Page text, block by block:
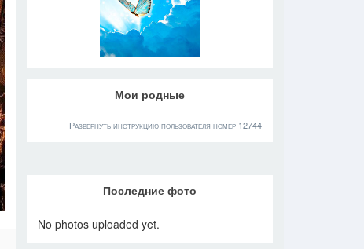
Мои родные
Развернуть инструкцию пользователя номер 12744
Последние фото
No photos uploaded yet.